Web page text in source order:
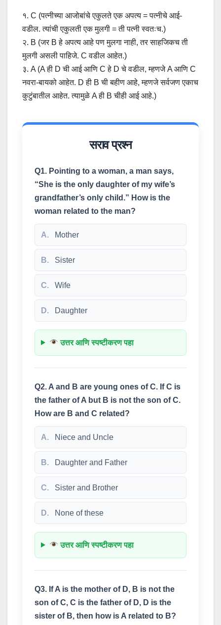
१. C (पत्नीच्या आजोबांचे एकुलते एक अपत्य = पत्नीचे आई-
वडील. त्यांची एकुलती एक मुलगी = ती पत्नी स्वतःच.)
२. B (जर B हे अपत्य आहे पण मुलगा नाही, तर साहजिकच ती
मुलगी असली पाहिजे. C वडील आहेत.)
३. A (A ही D ची आई आणि C हे D चे वडील, म्हणजे A आणि C
नवरा-बायको आहेत. D ही B ची बहीण आहे, म्हणजे सर्वजण एकाच
कुटुंबातील आहेत. त्यामुळे A ही B चीही आई आहे.)
सराव प्रश्न
Q1. Pointing to a woman, a man says,
“She is the only daughter of my wife’s
grandfather’s only child.” How is the
woman related to the man?
A. Mother
B. Sister
C. Wife
D. Daughter
उत्तर आणि स्पष्टीकरण पहा
Q2. A and B are young ones of C. If C is
the father of A but B is not the son of C.
How are B and C related?
A. Niece and Uncle
B. Daughter and Father
C. Sister and Brother
D. None of these
उत्तर आणि स्पष्टीकरण पहा
Q3. If A is the mother of D, B is not the
son of C, C is the father of D, D is the
sister of B, then how is A related to B?